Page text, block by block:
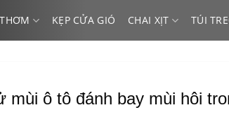
KẸP CỬA GIÓ CHAI XỊT TÚI
ô tô đánh bay mùi hôi